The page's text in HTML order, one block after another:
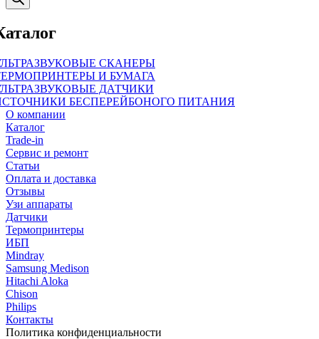
СКАНЕРЫ
И БУМАГА
ДАТЧИКИ
БЕСПЕРЕЙБОНОГО ПИТАНИЯ
О компании
Каталог
Trade-in
Сервис и ремонт
Статьи
Оплата и доставка
Отзывы
Узи аппараты
Датчики
Термопринтеры
ИБП
Mindray
Samsung Medison
Hitachi Aloka
Сhison
Philips
Контакты
Политика конфиденциальности